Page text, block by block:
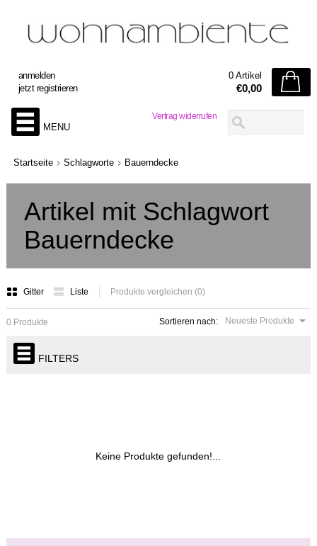
Vertrag widerrufen
anmelden
jetzt registrieren
0 Artikel
€0,00
MENU
Startseite Schlagworte Bauerndecke
Artikel mit Schlagwort
Bauerndecke
Gitter Liste Produkte vergleichen (0)
Sortieren nach: Neueste Produkte
0 Produkte
FILTERS
Keine Produkte gefunden!...